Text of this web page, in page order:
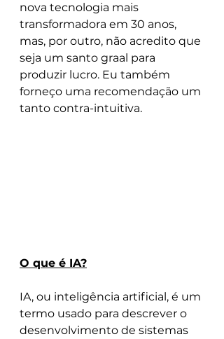
nova tecnologia mais
transformadora em 30 anos,
mas, por outro, não acredito que
seja um santo graal para
produzir lucro. Eu também
forneço uma recomendação um
tanto contra-intuitiva.
O que é IA?
IA, ou inteligência artificial, é um
termo usado para descrever o
desenvolvimento de sistemas